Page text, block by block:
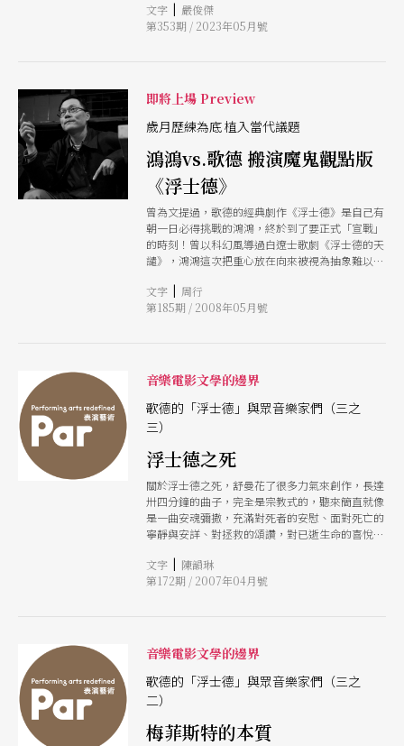
地 你也將靜謐。（註） 這是歌德最有名的詩，幾
乎每一位德國人皆耳熟能詳。詩的視角由遠至近，
悟。 2023年疫情後，表演藝術需要什麼？在探討
這個問題前，還需回溯創作及表演的根源理想！藝
術家為理想而活，進而產生克服現實障礙的動力；
意曲內頁寫上除了要清楚地彈奏二聲部與三聲部，
的早期鋼琴還無法做出如此極端的音量對比，他卻
寫下了心中的理想：ppp極弱或fff極強使得精神永
留至今。 然而，在每日大量的社群、新型態表
演，甚至是吸收龐大資料庫而對答如流的ChatGPT
前，要能夠釐清心中理想，不隨波逐流著實非常困
難。唯有內心真正的寧靜，方能聽見自己的理想，
因此，歌德的詩突然浮現於我心中在所有的峰頂上
是靜。這諸多不同理想的擦撞，使得藝術的領空有
著最絢爛的火花。如19世紀中葉，布拉姆斯與李斯
於舒曼逝世後淪為抨擊他們所堅信美學的工具，揭
開與李斯特及華格納等新德國學派（New German
School）主力之信念之戰。李斯特在布拉姆斯眼
中幾乎摒棄了傳統的曲式，如他的交響詩；離經叛
道的和聲進行加上使音樂通俗化的標題音樂如《浮
士德交響曲》等，一再挑戰布拉姆斯對美學理想的
底線。 但這百年來的思辨卻孕育了歐洲文化的深
度與廣度，更培育了人民的氣質
文字 | 嚴俊傑
第353期 / 2023年05月號
即將上場 Preview
歲月歷練為底 植入當代議題
鴻鴻vs.歌德 搬演魔鬼觀點版
《浮士德》
曾為文提過，歌德的經典劇作《浮士德》是自己有
朝一日必得挑戰的鴻鴻，終於到了要正式「宣戰」
的時刻！曾以科幻風導過白遼士歌劇《浮士德的天
譴》，鴻鴻這次把重心放在向來被視為抽象難以解
收進劇場的胃納。
文字 | 周行
第185期 / 2008年05月號
音樂電影文學的邊界
歌德的「浮士德」與眾音樂家們（三之
三）
浮士德之死
關於浮士德之死，舒曼花了很多力氣來創作，長達
卅四分鐘的曲子，完全是宗教式的，聽來簡直就像
是一曲安魂彌撒，充滿對死者的安慰、面對死亡的
寧靜與安詳、對拯救的頌讚，對已逝生命的喜悅與
文字 | 陳韻琳
第172期 / 2007年04月號
音樂電影文學的邊界
歌德的「浮士德」與眾音樂家們（三之
二）
梅菲斯特的本質